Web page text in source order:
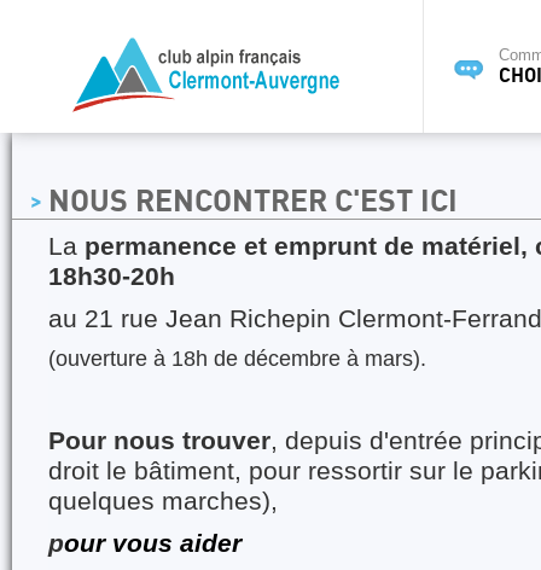
NOUS RENCONTRER C'EST ICI
La permanence et emprunt de
18h30-20h
au 21 rue Jean Richepin Clermont-
(ouverture à 18h de décembre à mars).
Pour nous trouver, depuis d'entrée
droit le bâtiment, pour ressortir sur le
quelques marches),
pour vous aider